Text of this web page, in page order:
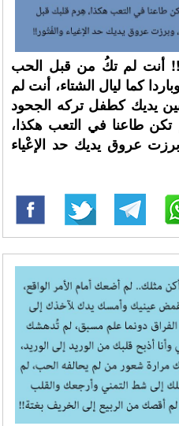
أنت لم تكُ من قبل الحب
كما ليال الشتاء، أنت لم
يديك كطفل تركه الجحود
طاعنا في التعب هكذا،
عروق يديك حد الإعْياء